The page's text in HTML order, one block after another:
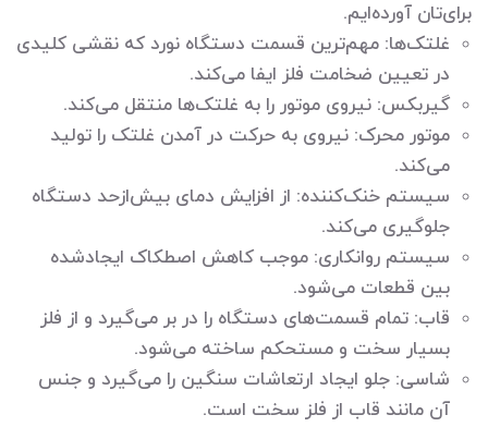
برای‌تان آورده‌ایم.
غلتک‌ها: مهم‌ترین قسمت دستگاه نورد که نقشی کلیدی
در تعیین ضخامت فلز ایفا می‌کند.
گیربکس: نیروی موتور را به غلتک‌ها منتقل می‌کند.
موتور محرک: نیروی به حرکت در آمدن غلتک را تولید
می‌کند.
سیستم خنک‌کننده: از افزایش دمای بیش‌ازحد دستگاه
جلوگیری می‌کند.
سیستم روانکاری: موجب کاهش اصطکاک ایجادشده
بین قطعات می‌شود.
قاب: تمام قسمت‌های دستگاه را در بر می‌گیرد و از فلز
بسیار سخت و مستحکم ساخته می‌شود.
شاسی: جلو ایجاد ارتعاشات سنگین را می‌گیرد و جنس
آن مانند قاب از فلز سخت است.